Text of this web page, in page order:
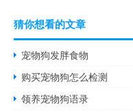
猜你想看的文章
宠物狗发胖食物
购买宠物狗怎么检测
领养宠物狗语录